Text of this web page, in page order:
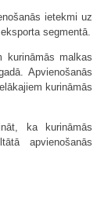
ietekmi uz
segmentā.
kurināmās malkas
Apvienošanās
kurināmās
ka kurināmās
apvienošanās